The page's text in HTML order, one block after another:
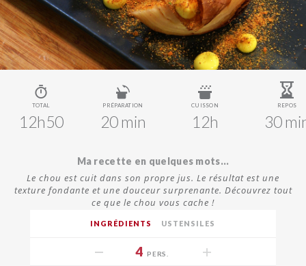
TOTAL
12h50
PRÉPARATION
20 min
CUISSON
12h
REPOS
30
Ma recette en quelques mots...
Le chou est cuit dans son propre jus. Le résultat est une
texture fondante et une douceur surprenante. Découvrez tout
ce que le chou vous cache !
INGRÉDIENTS USTENSILES
4 PERS.